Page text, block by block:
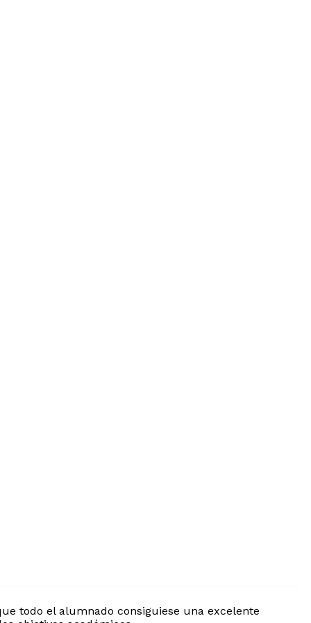
todo el alumnado consiguiese una excelente